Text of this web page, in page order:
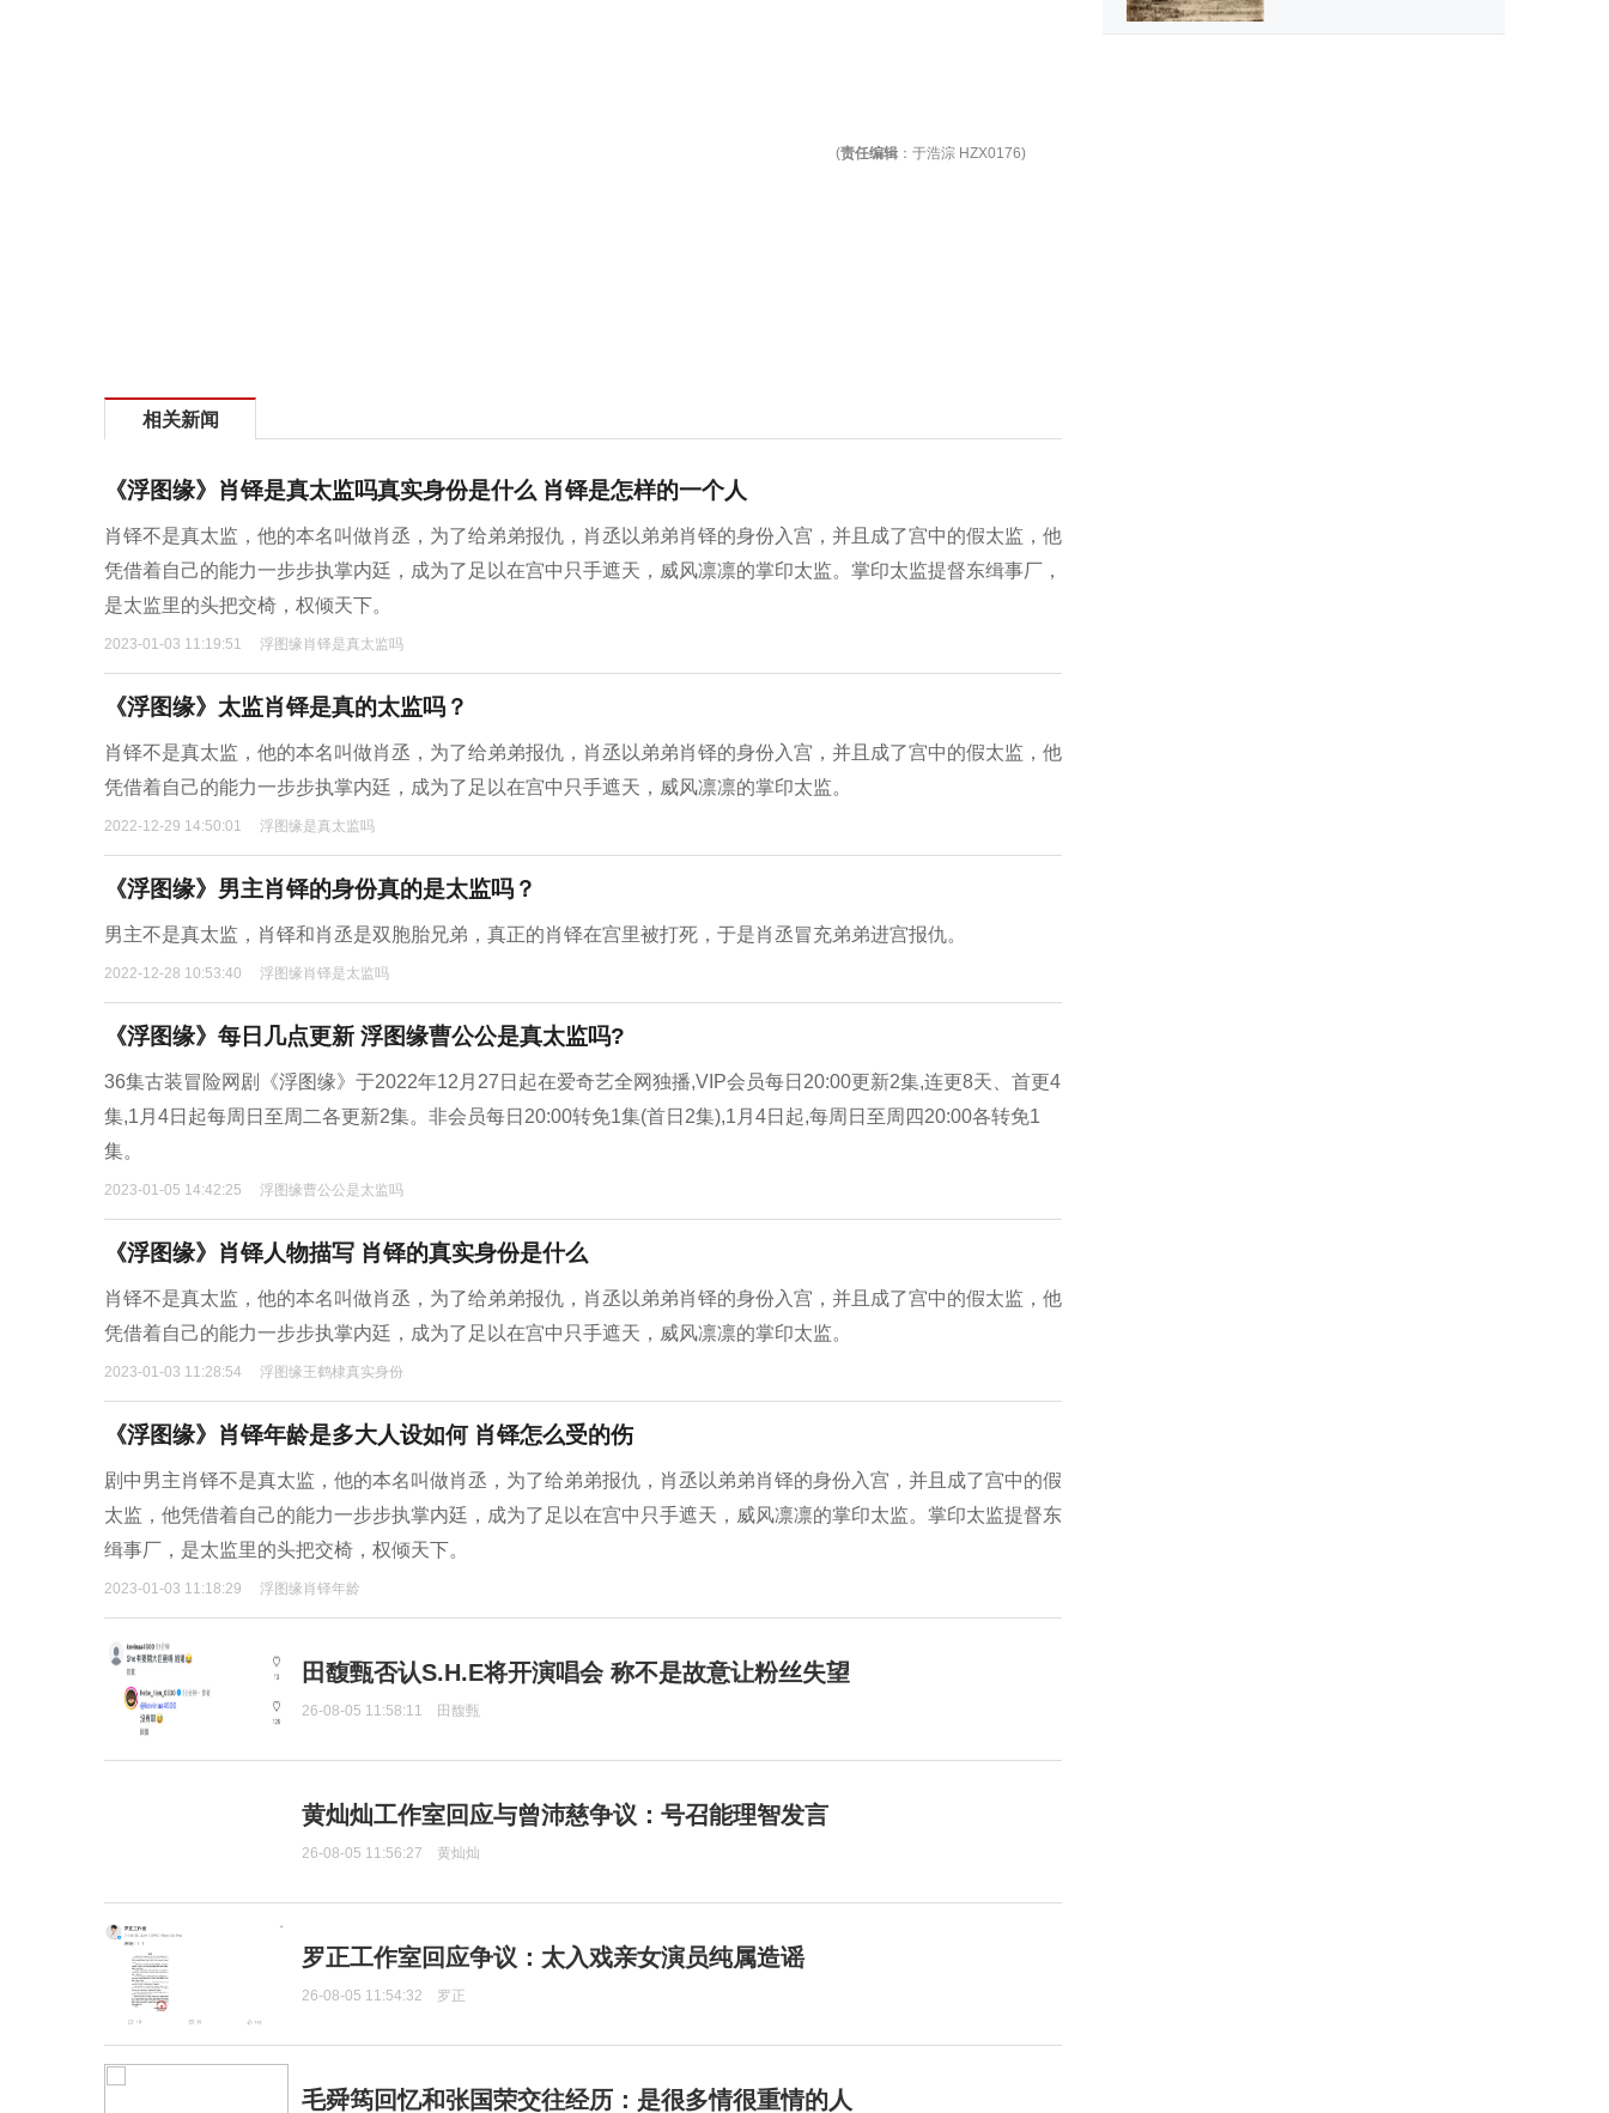
(责任编辑 ：于浩淙 HZX0176)
相关新闻
《浮图缘》肖铎是真太监吗真实身份是什么 肖铎是怎样的一个人
肖铎不是真太监，他的本名叫做肖丞，为了给弟弟报仇，肖丞以弟弟肖铎的身份入宫，并且成了宫中的假太监，他
凭借着自己的能力一步步执掌内廷，成为了足以在宫中只手遮天，威风凛凛的掌印太监。掌印太监提督东缉事厂，
是太监里的头把交椅，权倾天下。
2023-01-03 11:19:51 浮图缘肖铎是真太监吗
《浮图缘》太监肖铎是真的太监吗？
肖铎不是真太监，他的本名叫做肖丞，为了给弟弟报仇，肖丞以弟弟肖铎的身份入宫，并且成了宫中的假太监，他
凭借着自己的能力一步步执掌内廷，成为了足以在宫中只手遮天，威风凛凛的掌印太监。
2022-12-29 14:50:01 浮图缘是真太监吗
《浮图缘》男主肖铎的身份真的是太监吗？
男主不是真太监，肖铎和肖丞是双胞胎兄弟，真正的肖铎在宫里被打死，于是肖丞冒充弟弟进宫报仇。
2022-12-28 10:53:40 浮图缘肖铎是太监吗
《浮图缘》每日几点更新 浮图缘曹公公是真太监吗?
36集古装冒险网剧《浮图缘》于2022年12月27日起在爱奇艺全网独播,VIP会员每日20:00更新2集,连更8天、首更4
集,1月4日起每周日至周二各更新2集。非会员每日20:00转免1集(首日2集),1月4日起,每周日至周四20:00各转免1
集。
2023-01-05 14:42:25 浮图缘曹公公是太监吗
《浮图缘》肖铎人物描写 肖铎的真实身份是什么
肖铎不是真太监，他的本名叫做肖丞，为了给弟弟报仇，肖丞以弟弟肖铎的身份入宫，并且成了宫中的假太监，他
凭借着自己的能力一步步执掌内廷，成为了足以在宫中只手遮天，威风凛凛的掌印太监。
2023-01-03 11:28:54 浮图缘王鹤棣真实身份
《浮图缘》肖铎年龄是多大人设如何 肖铎怎么受的伤
剧中男主肖铎不是真太监，他的本名叫做肖丞，为了给弟弟报仇，肖丞以弟弟肖铎的身份入宫，并且成了宫中的假
太监，他凭借着自己的能力一步步执掌内廷，成为了足以在宫中只手遮天，威风凛凛的掌印太监。掌印太监提督东
缉事厂，是太监里的头把交椅，权倾天下。
2023-01-03 11:18:29 浮图缘肖铎年龄
田馥甄否认S.H.E将开演唱会 称不是故意让粉丝失望
26-08-05 11:58:11 田馥甄
黄灿灿工作室回应与曾沛慈争议：号召能理智发言
26-08-05 11:56:27 黄灿灿
罗正工作室回应争议：太入戏亲女演员纯属造谣
26-08-05 11:54:32 罗正
毛舜筠回忆和张国荣交往经历：是很多情很重情的人